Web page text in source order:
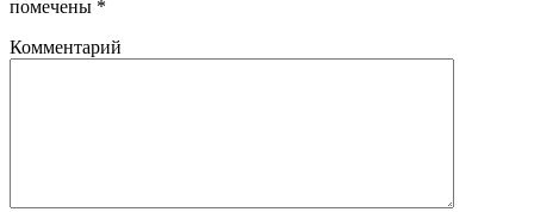
помечены *
Комментарий